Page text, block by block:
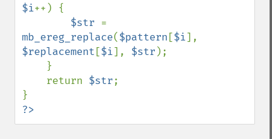
$i++) {
$str
mb_ereg_replace($pattern [$i
$replacement [$i], $str );
    return
$str;
?>